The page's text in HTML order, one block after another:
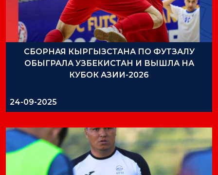
СБОРНАЯ КЫРГЫЗСТАНА ПО ФУТЗАЛУ
ОБЫГРАЛА УЗБЕКИСТАН И ВЫШЛА НА
КУБОК АЗИИ-2026
24-09-2025